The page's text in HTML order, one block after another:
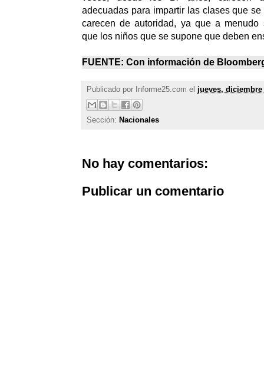
adecuadas para impartir las clases que
carecen de autoridad, ya que a menudo
que los niños que se supone que deben
FUENTE: Con información de
Publicado por Informe25.com el jueves, diciembre
Sección: Nacionales
No hay comentarios:
Publicar un comentario